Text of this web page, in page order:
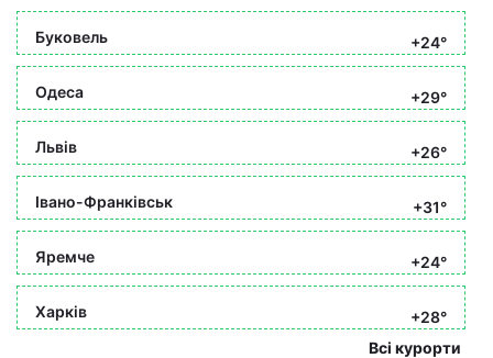
Буковель +24°
Одеса +29°
Львів +26°
Івано-Франківськ +31°
Яремче +24°
Харків
+28°
Всі курорти